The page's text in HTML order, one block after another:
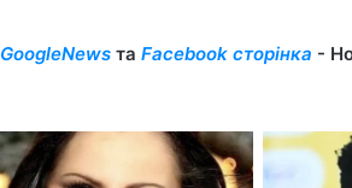
GoogleNewsта Facebook сторінка -